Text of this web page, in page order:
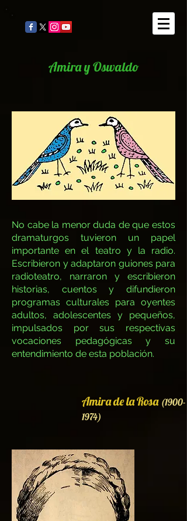
Amira y Oswaldo
No cabe la menor duda de que estos
dramaturgos tuvieron un papel
importante en el teatro y la radio.
Escribieron y adaptaron guiones para
radioteatro, narraron y escribieron
historias, cuentos y difundieron
programas culturales para oyentes
adultos, adolescentes y pequeños,
impulsados por sus respectivas
vocaciones pedagógicas y su
entendimiento de esta población.
Amira de la Rosa (1900-
1974)